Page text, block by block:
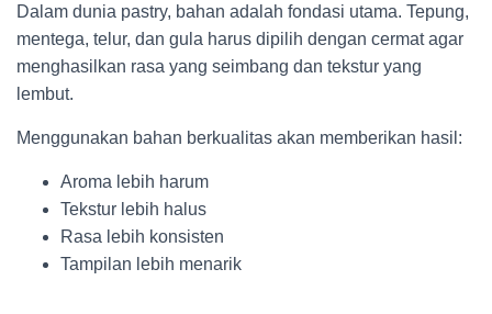
Dalam dunia pastry, bahan adalah fondasi utama. Tepung,
mentega, telur, dan gula harus dipilih dengan cermat agar
menghasilkan rasa yang seimbang dan tekstur yang
lembut.
Menggunakan bahan berkualitas akan memberikan hasil:
Aroma lebih harum
Tekstur lebih halus
Rasa lebih konsisten
Tampilan lebih menarik